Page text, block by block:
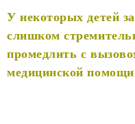
У некоторых детей
слишком
промедлить с
медицинской